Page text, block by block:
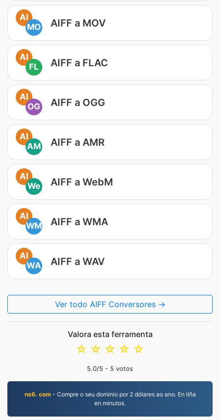
AI
MO
AIFF a MOV
AI
FL
AIFF a FLAC
AI
OG
AIFF a OGG
AI
AM
AIFF a AMR
AI
We
AIFF a WebM
AI
WM
AIFF a WMA
AI
WA
AIFF a WAV
Ver todo AIFF Conversores →
Valora esta ferramenta
☆
☆
☆
☆
☆
5.0/5 - 5 votos
ns6. com- Compre o seu dominio por 2 dólares ao ano. En liña
en minutos.